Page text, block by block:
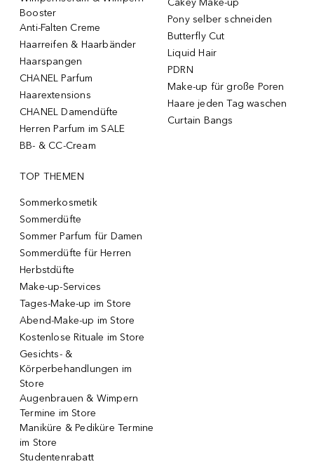
Booster
Anti-Falten Creme
Haarreifen & Haarbänder
Haarspangen
CHANEL Parfum
Haarextensions
CHANEL Damendüfte
Herren Parfum im SALE
BB- & CC-Cream
Cakey Make-up
Pony selber schneiden
Butterfly Cut
Liquid Hair
PDRN
Make-up für große Poren
Haare jeden Tag waschen
Curtain Bangs
TOP THEMEN
Sommerkosmetik
Sommerdüfte
Sommer Parfum für Damen
Sommerdüfte für Herren
Herbstdüfte
Make-up-Services
Tages-Make-up im Store
Abend-Make-up im Store
Kostenlose Rituale im Store
Gesichts- &
Körperbehandlungen im
Store
Augenbrauen & Wimpern
Termine im Store
Maniküre & Pediküre Termine
im Store
Studentenrabatt